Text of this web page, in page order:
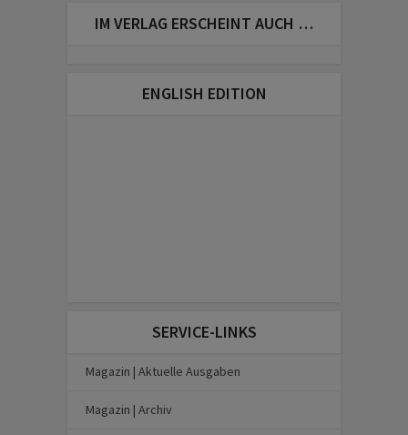
IM VERLAG ERSCHEINT AUCH …
ENGLISH EDITION
SERVICE-LINKS
Magazin | Aktuelle Ausgaben
Magazin | Archiv